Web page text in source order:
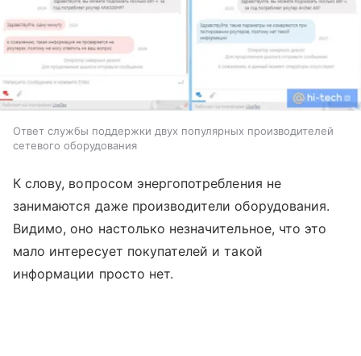
Ответ службы поддержки двух популярных производителей
сетевого оборудования
К слову, вопросом энергопотребления не
занимаются даже производители оборудования.
Видимо, оно настолько незначительное, что это
мало интересует покупателей и такой
информации просто нет.